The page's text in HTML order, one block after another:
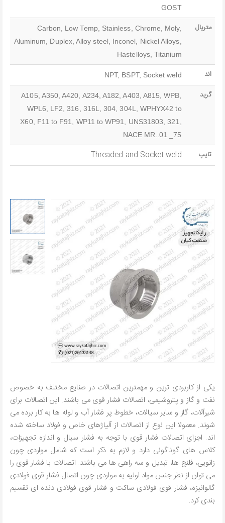
GOST
متریال
Carbon, Low Temp, Stainless, Chrome, Moly,
Aluminum, Duplex, Alloy steel, Inconel, Nickel Alloys,
Hastelloys, Titanium
اند NPT, BSPT, Socket weld
گرید
A105, A350, A420, A234, A182, A403, A815, WPB,
WPL6, LF2, 316, 316L, 304, 304L, WPHYX42 to
X60, F11 to F91, WP11 to WP91, UNS31803, 321,
NACE MR..01 _75
تایپ Threaded and Socket weld
یکی از کاربردی ترین و مهمترین اتصالات در صنایع مختلف به خصوص
نفت و گاز و پتروشیمی، اتصالات فشار قوی می باشند. این اتصالات برای
شیرآلات، گاز و سایر سیالات، خطوط پر فشار آب و لوله ها به کار برده می
شوند. معمولا این نوع از اتصالات از آلیاژهای خاص و فولاد ساخته شده
اند. اجزای اتصالات فشار قوی با توجه به فشار سیال و اندازه تجهیزات،
کلاس های گوناگونی دارد و لازم به ذکر است که شامل مواردی چون
زانویی، فلنج ها، تبدیل و سه راهی ها می باشند. اتصالات با فشار قوی را
می توان از نظر جنس مواد اولیه به مواردی چون اتصال فشار قوی فولادی
گالوانیزه، فشار قوی فولادی ساکت و فشار قوی فولادی دنده ای تقسیم
بندی کرد.